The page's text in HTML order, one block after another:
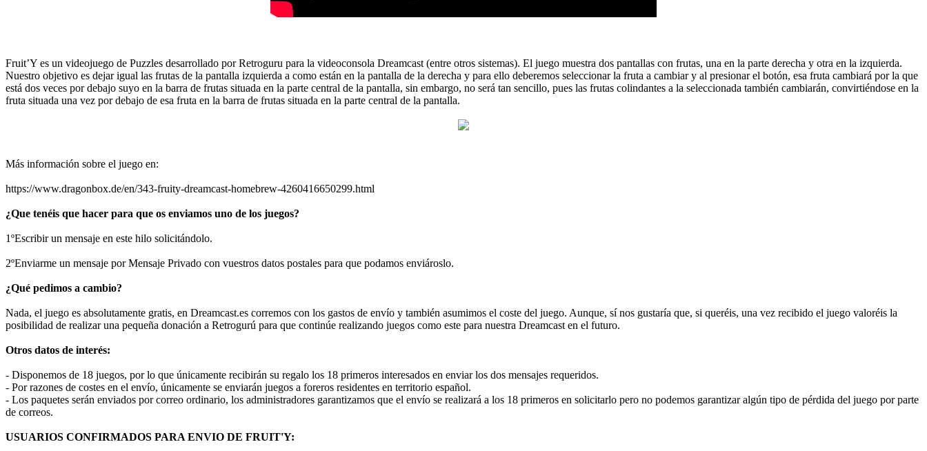
Fruit’Y es un videojuego de Puzzles desarrollado por Retroguru para la videoconsola Dreamcast (entre otros sistemas). El juego muestra dos pantallas con frutas, una en la parte derecha y otra en la izquierda.
Nuestro objetivo es dejar igual las frutas de la pantalla izquierda a como están en la pantalla de la derecha y para ello deberemos seleccionar la fruta a cambiar y al presionar el botón, esa fruta cambiará por la que
está dos veces por debajo suyo en la barra de frutas situada en la parte central de la pantalla, sin embargo, no será tan sencillo, pues las frutas colindantes a la seleccionada también cambiarán, convirtiéndose en la
fruta situada una vez por debajo de esa fruta en la barra de frutas situada en la parte central de la pantalla.
Más información sobre el juego en:
https://www.dragonbox.de/en/343-fruity-dreamcast-homebrew-4260416650299.html
¿Que tenéis que hacer para que os enviamos uno de los juegos?
1ºEscribir un mensaje en este hilo solicitándolo.
2ºEnviarme un mensaje por Mensaje Privado con vuestros datos postales para que podamos enviároslo.
¿Qué pedimos a cambio?
Nada, el juego es absolutamente gratis, en Dreamcast.es corremos con los gastos de envío y también asumimos el coste del juego. Aunque, sí nos gustaría que, si queréis, una vez recibido el juego valoréis la
posibilidad de realizar una pequeña donación a Retrogurú para que continúe realizando juegos como este para nuestra Dreamcast en el futuro.
Otros datos de interés:
- Disponemos de 18 juegos, por lo que únicamente recibirán su regalo los 18 primeros interesados en enviar los dos mensajes requeridos.
- Por razones de costes en el envío, únicamente se enviarán juegos a foreros residentes en territorio español.
- Los paquetes serán enviados por correo ordinario, los administradores garantizamos que el envío se realizará a los 18 primeros en solicitarlo pero no podemos garantizar algún tipo de pérdida del juego por parte
de correos.
USUARIOS CONFIRMADOS PARA ENVIO DE FRUIT'Y: